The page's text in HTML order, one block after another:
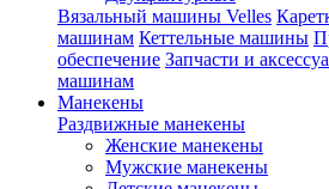
Вязальный машины Velles
машинам Кеттельные машины
обеспечение Запчасти и
машинам
Манекены
Раздвижные манекены
Женские манекены
Мужские манекены